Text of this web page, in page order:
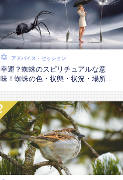
アドバイス・セッション
幸運？蜘蛛のスピリチュアルな意
味！蜘蛛の色・状態・状況・場所...